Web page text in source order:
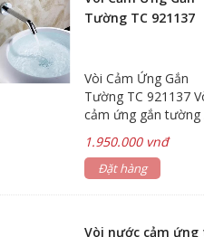
Tường TC 921137
Vòi Cảm Ứng Gắn
Tường TC 921137
cảm ứng gắn tường
0.6 MPa Nguồn năng
lượng Pin dự trữ + Bộ
50/60Hz / 6V – 4 pin
1.950.000 vnđ
Đặt hàng
Vòi nước cảm